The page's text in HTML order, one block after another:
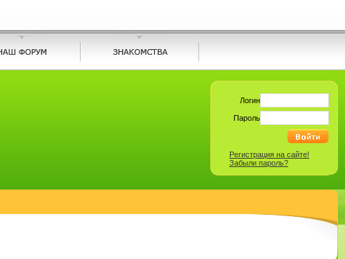
Логин
Пароль
Регистрация на сайте!
Забыли пароль?